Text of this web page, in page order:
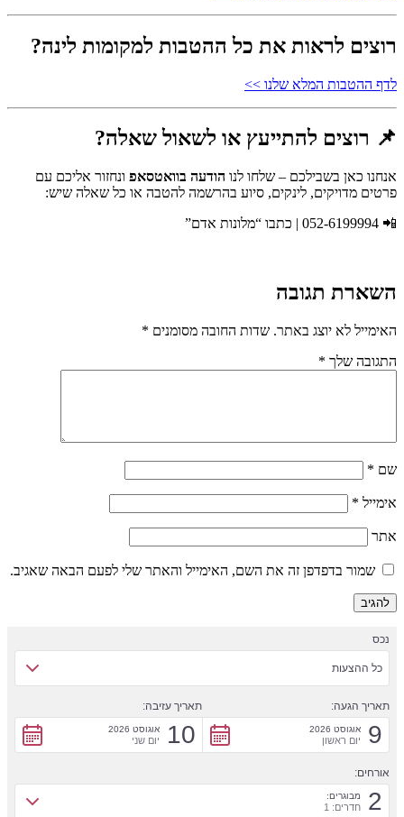
רוצים לראות את כל ההטבות למקומות לינה?
לדף ההטבות המלא שלנו >>
📌 רוצים להתייעץ או לשאול שאלה?
אנחנו כאן בשבילכם – שלחו לנו הודעה בוואטסאפ ונחזור אליכם עם
פרטים מדויקים, לינקים, סיוע בהרשמה להטבה או כל שאלה שיש:
📲 052-6199994 | כתבו “מלונות אדם”
השארת תגובה
האימייל לא יוצג באתר. שדות החובה מסומנים *
התגובה שלך *
שם *
אימייל *
אתר
שמור בדפדפן זה את השם, האימייל והאתר שלי לפעם הבאה שאגיב.
נכס
כל ההצעות
תאריך הגעה:
9 אוגוסט 2026
יום ראשון
תאריך עזיבה:
10 אוגוסט 2026
יום שני
אורחים:
2 מבוגרים:
חדרים: 1